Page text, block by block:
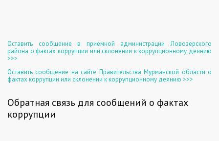
Оставить сообщение в приемной администрации Ловозерского
района о фактах коррупции или склонении к коррупционному деянию
>>>
Оставить сообщение на сайте Правительства Мурманской области о
фактах коррупции или склонении к коррупционному деянию >>>
Обратная связь для сообщений о фактах
коррупции